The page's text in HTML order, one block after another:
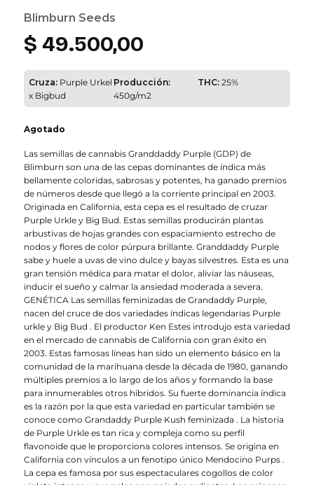
Blimburn Seeds
$ 49.500,00
Cruza: Purple Urkel
x Bigbud
Producción:
450g/m2
THC: 25%
Agotado
Las semillas de cannabis Granddaddy Purple (GDP) de
Blimburn son una de las cepas dominantes de índica más
bellamente coloridas, sabrosas y potentes, ha ganado premios
de números desde que llegó a la corriente principal en 2003.
Originada en California, esta cepa es el resultado de cruzar
Purple Urkle y Big Bud. Estas semillas producirán plantas
arbustivas de hojas grandes con espaciamiento estrecho de
nodos y flores de color púrpura brillante. Granddaddy Purple
sabe y huele a uvas de vino dulce y bayas silvestres. Esta es una
gran tensión médica para matar el dolor, aliviar las náuseas,
inducir el sueño y calmar la ansiedad moderada a severa.
GENÉTICA Las semillas feminizadas de Grandaddy Purple,
nacen del cruce de dos variedades índicas legendarias Purple
urkle y Big Bud . El productor Ken Estes introdujo esta variedad
en el mercado de cannabis de California con gran éxito en
2003. Estas famosas líneas han sido un elemento básico en la
comunidad de la marihuana desde la década de 1980, ganando
múltiples premios a lo largo de los años y formando la base
para innumerables otros híbridos. Su fuerte dominancia índica
es la razón por la que esta variedad en particular también se
conoce como Grandaddy Purple Kush feminizada . La historia
de Purple Urkle es tan rica y compleja como su perfil
flavonoide que le proporciona colores intensos. Se origina en
California con vínculos a un fenotipo único Mendocino Purps .
La cepa es famosa por sus espectaculares cogollos de color